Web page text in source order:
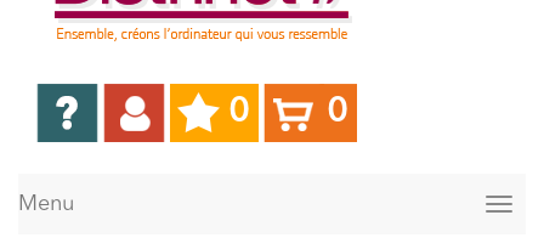
0 0
Menu